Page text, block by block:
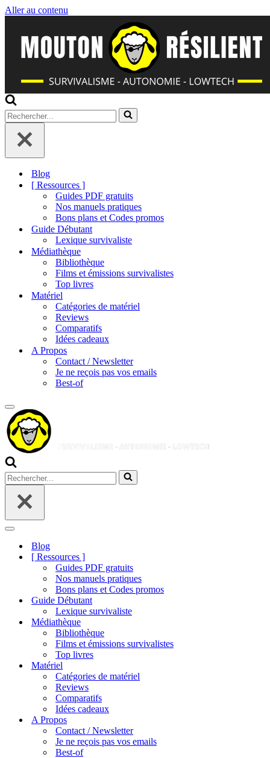
Aller au contenu
Rechercher...
Blog
[ Ressources ]
Guides PDF gratuits
Nos manuels pratiques
Bons plans et Codes promos
Guide Débutant
Lexique survivaliste
Médiathèque
Bibliothèque
Films et émissions survivalistes
Top livres
Matériel
Catégories de matériel
Reviews
Comparatifs
Idées cadeaux
A Propos
Contact / Newsletter
Je ne reçois pas vos emails
Best-of
Menu
de
navigation
Rechercher...
Menu
navigation
Blog
[ Ressources ]
Guides PDF gratuits
Nos manuels pratiques
Bons plans et Codes promos
Guide Débutant
Lexique survivaliste
Médiathèque
Bibliothèque
Films et émissions survivalistes
Top livres
Matériel
Catégories de matériel
Reviews
Comparatifs
Idées cadeaux
A Propos
Contact / Newsletter
Je ne reçois pas vos emails
Best-of